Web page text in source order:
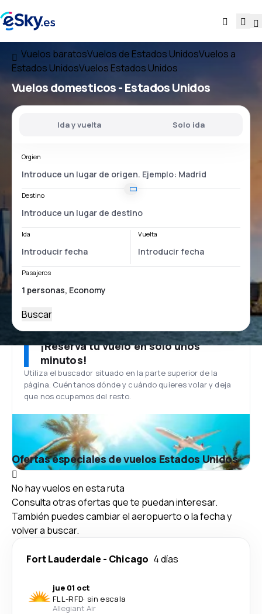
Vuelos baratosVuelos de Estados UnidosVuelos a
Estados UnidosVuelos Estados Unidos
Vuelos domesticos -Estados Unidos
Ida y vuelta Solo ida
Orgien
Destino
Ida Vuelta
Pasajeros
Buscar
¡Reserva tu vuelo en solo unos
minutos!
Utiliza el buscador situado en la parte superior de la
página. Cuéntanos dónde y cuándo quieres volar y deja
que nos ocupemos del resto.
Ofertas especiales de vuelos Estados Unidos
No hay vuelos en esta ruta
Consulta otras ofertas que te puedan interesar.
También puedes cambiar el aeropuerto o la fecha y
volver a buscar.
Fort Lauderdale - Chicago 4 días
jue 01 oct
FLL-RFD· sin escala
Allegiant Air